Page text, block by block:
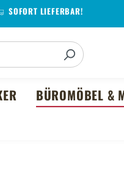
SOFORT LIEFERBAR!
BÜROMÖBEL &